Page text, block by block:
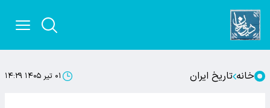
خانه تاریخ ایران ۰۱ تیر ۱۴۰۵ ۱۴:۲۹